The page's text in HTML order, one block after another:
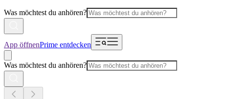
Was möchtest du anhören?
App öffnenPrime entdecken
Was möchtest du anhören?